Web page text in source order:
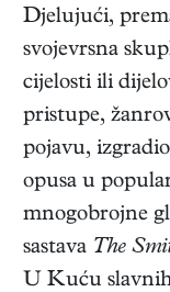
Djelujući,
svojevrsna
cijelosti ili
pristupe,
pojavu,
opusa u
mnogobrojne
sastava The
U Kuću